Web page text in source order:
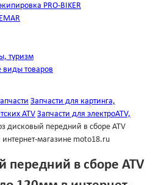
PRO-BIKER
туризм
товаров
Запчасти для картинга,
ATV Запчасти для электроATV,
дисковый передний в сборе ATV
интернет-магазине moto18.ru
передний в сборе ATV